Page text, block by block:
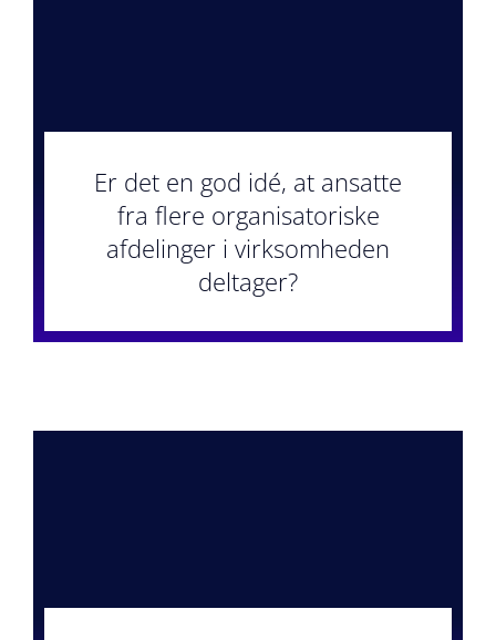
Er det en god idé, at ansatte
fra flere organisatoriske
afdelinger i virksomheden
deltager?